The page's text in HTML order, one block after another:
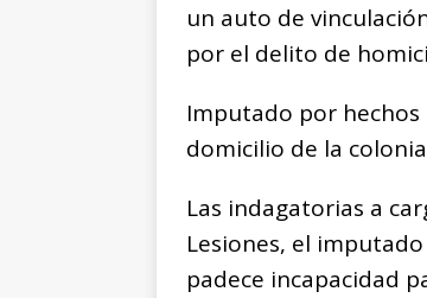
b
o
o
k
A
p
p
n
g
e
r
un auto de
por el delito de
Imputado por
domicilio de la
Las indagatorias a
Lesiones, el
padece incapacidad